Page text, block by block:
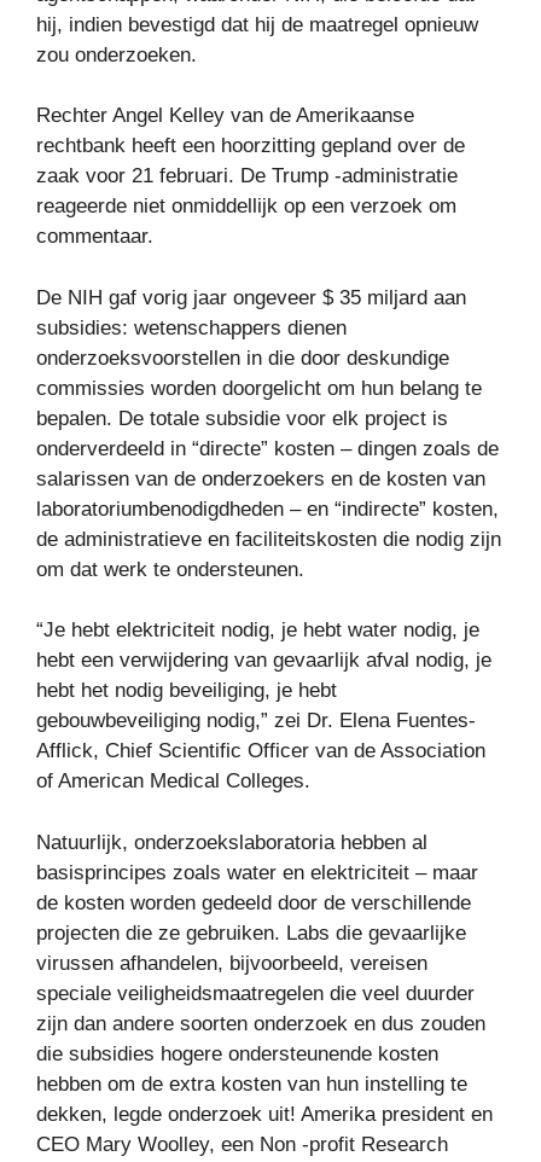
hij, indien bevestigd dat hij de maatregel opnieuw
zou onderzoeken.
Rechter Angel Kelley van de Amerikaanse
rechtbank heeft een hoorzitting gepland over de
zaak voor 21 februari. De Trump -administratie
reageerde niet onmiddellijk op een verzoek om
commentaar.
De NIH gaf vorig jaar ongeveer $ 35 miljard aan
subsidies: wetenschappers dienen
onderzoeksvoorstellen in die door deskundige
commissies worden doorgelicht om hun belang te
bepalen. De totale subsidie ​​voor elk project is
onderverdeeld in “directe” kosten – dingen zoals de
salarissen van de onderzoekers en de kosten van
laboratoriumbenodigdheden – en “indirecte” kosten,
de administratieve en faciliteitskosten die nodig zijn
om dat werk te ondersteunen.
“Je hebt elektriciteit nodig, je hebt water nodig, je
hebt een verwijdering van gevaarlijk afval nodig, je
hebt het nodig beveiliging, je hebt
gebouwbeveiliging nodig,” zei Dr. Elena Fuentes-
Afflick, Chief Scientific Officer van de Association
of American Medical Colleges.
Natuurlijk, onderzoekslaboratoria hebben al
basisprincipes zoals water en elektriciteit – maar
de kosten worden gedeeld door de verschillende
projecten die ze gebruiken. Labs die gevaarlijke
virussen afhandelen, bijvoorbeeld, vereisen
speciale veiligheidsmaatregelen die veel duurder
zijn dan andere soorten onderzoek en dus zouden
die subsidies hogere ondersteunende kosten
hebben om de extra kosten van hun instelling te
dekken, legde onderzoek uit! Amerika president en
CEO Mary Woolley, een Non -profit Research